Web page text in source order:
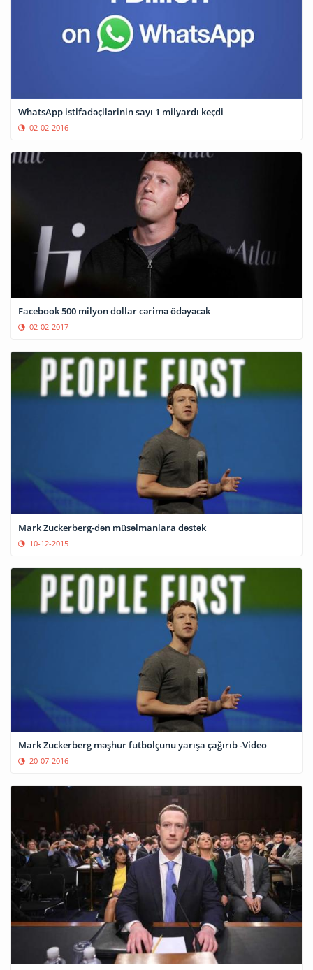
WhatsApp istifadəçilərinin sayı 1 milyardı keçdi
02-02-2016
Facebook 500 milyon dollar cərimə ödəyəcək
02-02-2017
Mark Zuckerberg-dən müsəlmanlara dəstək
10-12-2015
Mark Zuckerberg məşhur futbolçunu yarışa çağırıb -Video
20-07-2016